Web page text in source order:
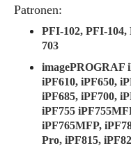
Patronen:
PFI-102, PFI-104,
703
imagePROGRAF
iPF610, iPF650,
iPF685, iPF700,
iPF755
iPF765MFP,
Pro, iPF815,